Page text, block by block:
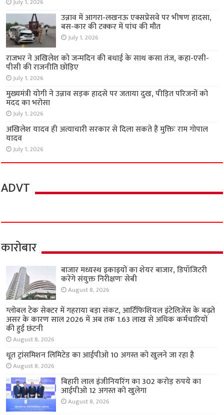
July 1, 2026
उन्नाव में आगरा-लखनऊ एक्सप्रेसवे पर भीषण हादसा,
बस-कार की टक्कर में पांच की मौत
July 1, 2026
राजभर ने अखिलेश को जन्मदिन की बधाई के साथ कसा तंज, कहा-एसी-
पीसी की राजनीति छोड़िए
July 1, 2026
मुख्यमंत्री योगी ने उन्नाव सड़क हादसे पर जताया दुख, पीड़ित परिजनों को
मदद का भरोसा
July 1, 2026
अखिलेश यादव ही अत्याचारी सरकार से दिला सकते हैं मुक्तिः राम गोपाल
यादव
July 1, 2026
ADVT
कारोबार
बाजार मध्यस्थ इकाइयों का शेयर बाजार, डिपॉजिटरी
करेंगे संयुक्त निरीक्षणः सेबी
August 8, 2026
ग्लोबल टेक सेक्टर में गहराया बड़ा संकट, आर्टिफिशियल इंटेलिजेंस के बढ़ते
असर के कारण साल 2026 में अब तक 1.63 लाख से अधिक कर्मचारियों
की हुई छंटनी
August 8, 2026
धूत ट्रांसमिशन लिमिटेड का आईपीओ 10 अगस्त को खुलने जा रहा है
August 8, 2026
बिहारी लाल इंजीनियरिंग का 302 करोड़ रुपये का
आईपीओ 12 अगस्त को खुलेगा
August 8, 2026